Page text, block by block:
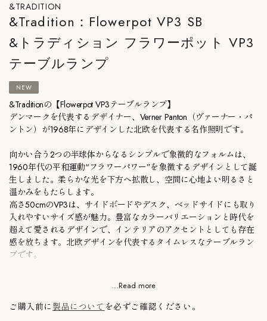
&TRADITION
&Tradition：Flowerpot VP3 SB
&トラディション フラワーポット VP3
テーブルランプ
NEW
&Traditionの【Flowerpot VP3テーブルランプ】
デンマークを代表するデザイナー、Verner Panton（ヴァーナー・パ
ントン）が1968年にデザインした北欧を代表する名作照明です。
向かい合う2つの半球体からなるシンプルで象徴的なフォルムは、
1960年代の平和運動“フラワーパワー”を象徴するデザインとして誕
生しました。柔らかな光を下方へ拡散し、空間に心地よい明るさと
温かみをもたらします。
高さ50cmのVP3は、サイドボードやデスク、ベッドサイドにも取り
入れやすいサイズ感が魅力。豊富なカラーバリエーションと時代を
超えて愛されるデザインで、インテリアのアクセントとしても存在
感を放ちます。北欧デザインを代表するタイムレスなテーブルラン
プです。
定格/口金：E26 40W（LED電球対応可）
...Read more
ご購入前に 製品について を必ずご確認ください。